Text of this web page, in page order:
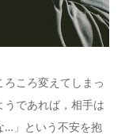
ころ変えてしまっ
であれば，相手は
…」という不安を抱